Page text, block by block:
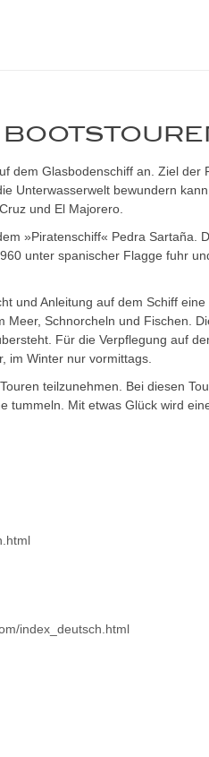
dem Glasbodenschiff an. Ziel der
Unterwasserwelt bewundern
und El Majorero.
»Piratenschiff« Pedra Sartaña.
unter spanischer Flagge fuhr
und Anleitung auf dem Schiff
Schnorcheln und Fischen.
Für die Verpflegung auf
im Winter nur vormittags.
teilzunehmen. Bei diesen
tummeln. Mit etwas Glück wird
index_deutsch.html